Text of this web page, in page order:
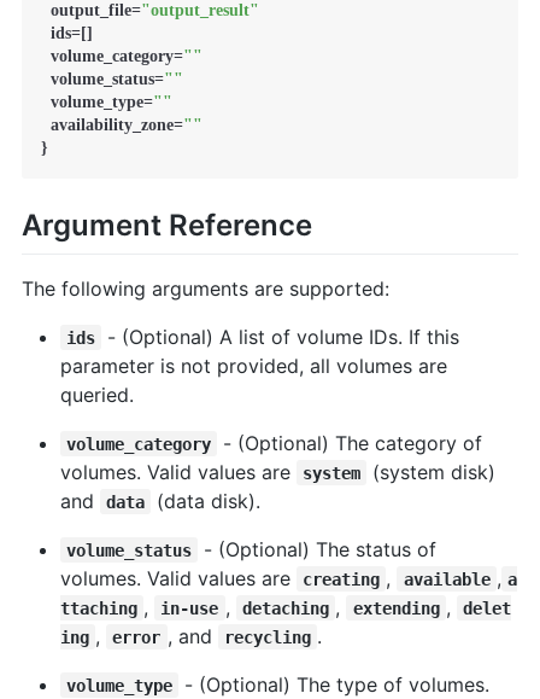
  output_file=
"output_result"
  ids=[]
  volume_category=
""
  volume_status=
""
  volume_type=
""
  availability_zone=
""
}
Argument Reference
The following arguments are supported:
ids
- (Optional) A list of volume IDs. If this
parameter is not provided, all volumes are
queried.
volume_category
- (Optional) The category of
volumes. Valid values are
system
(system disk)
and
data (data disk).
volume_status
- (Optional) The status of
volumes. Valid values are
creating , available , a
ttaching , in-use , detaching , extending ,
delet
ing , error , and recycling .
volume_type
- (Optional) The type of volumes.